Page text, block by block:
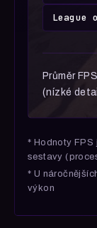
League
Průměr
(nízké
* Hodnoty FPS
sestavy
* U
výkon